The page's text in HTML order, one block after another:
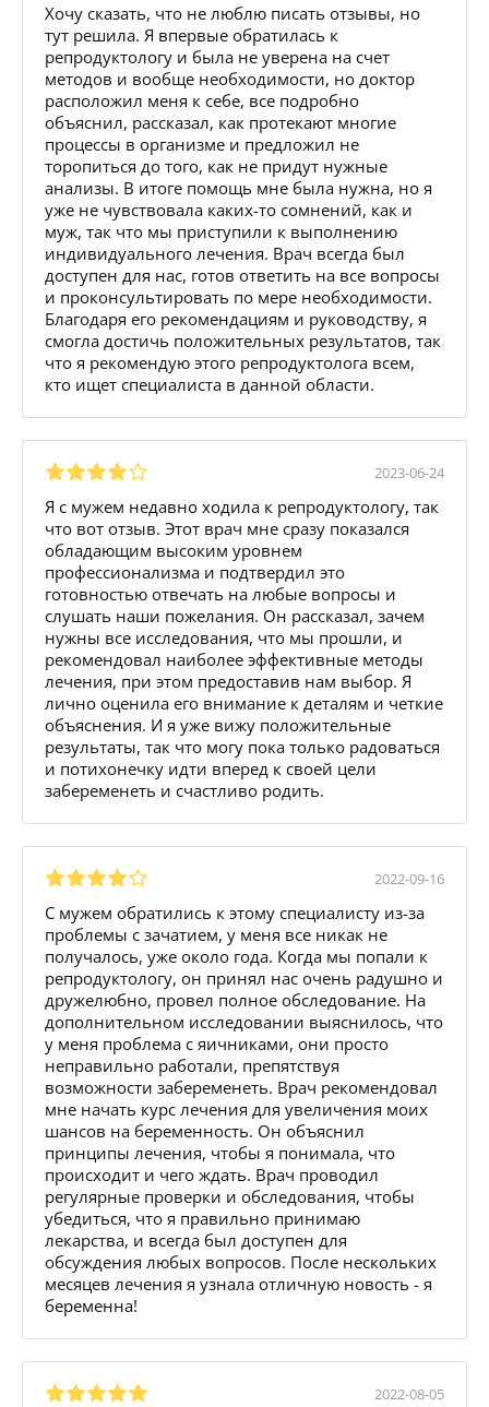
Хочу сказать, что не люблю писать отзывы, но
тут решила. Я впервые обратилась к
репродуктологу и была не уверена на счет
методов и вообще необходимости, но доктор
расположил меня к себе, все подробно
объяснил, рассказал, как протекают многие
процессы в организме и предложил не
торопиться до того, как не придут нужные
анализы. В итоге помощь мне была нужна, но я
уже не чувствовала каких-то сомнений, как и
муж, так что мы приступили к выполнению
индивидуального лечения. Врач всегда был
доступен для нас, готов ответить на все вопросы
и проконсультировать по мере необходимости.
Благодаря его рекомендациям и руководству, я
смогла достичь положительных результатов, так
что я рекомендую этого репродуктолога всем,
кто ищет специалиста в данной области.
2023-06-24
Я с мужем недавно ходила к репродуктологу, так
что вот отзыв. Этот врач мне сразу показался
обладающим высоким уровнем
профессионализма и подтвердил это
готовностью отвечать на любые вопросы и
слушать наши пожелания. Он рассказал, зачем
нужны все исследования, что мы прошли, и
рекомендовал наиболее эффективные методы
лечения, при этом предоставив нам выбор. Я
лично оценила его внимание к деталям и четкие
объяснения. И я уже вижу положительные
результаты, так что могу пока только радоваться
и потихонечку идти вперед к своей цели
забеременеть и счастливо родить.
2022-09-16
С мужем обратились к этому специалисту из-за
проблемы с зачатием, у меня все никак не
получалось, уже около года. Когда мы попали к
репродуктологу, он принял нас очень радушно и
дружелюбно, провел полное обследование. На
дополнительном исследовании выяснилось, что
у меня проблема с яичниками, они просто
неправильно работали, препятствуя
возможности забеременеть. Врач рекомендовал
мне начать курс лечения для увеличения моих
шансов на беременность. Он объяснил
принципы лечения, чтобы я понимала, что
происходит и чего ждать. Врач проводил
регулярные проверки и обследования, чтобы
убедиться, что я правильно принимаю
лекарства, и всегда был доступен для
обсуждения любых вопросов. После нескольких
месяцев лечения я узнала отличную новость - я
беременна!
2022-08-05